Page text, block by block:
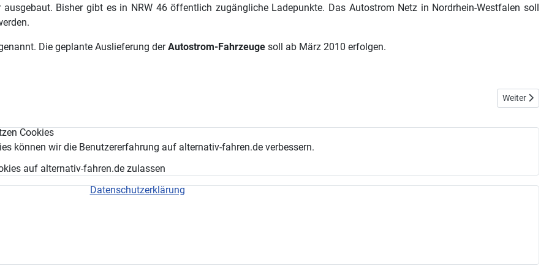
Bisher gibt es in NRW 46 öffentlich zugängliche Ladepunkte. Das Autostrom Netz in Nordrhein-Westfalen soll
Die geplante Auslieferung derAutostrom-Fahrzeuge soll ab März 2010 erfolgen.
Nächster
Weiter
Cookies
können wir die Benutzererfahrung auf alternativ-fahren.de verbessern.
auf alternativ-fahren.de zulassen
Datenschutzerklärung